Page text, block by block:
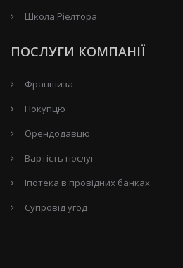
Школа Ріелтора
ПОСЛУГИ КОМПАНІЇ
Франшиза
Покупцю
Орендодавцю
Вартість послуг
Іпотека в провідних банках
Супровід угод